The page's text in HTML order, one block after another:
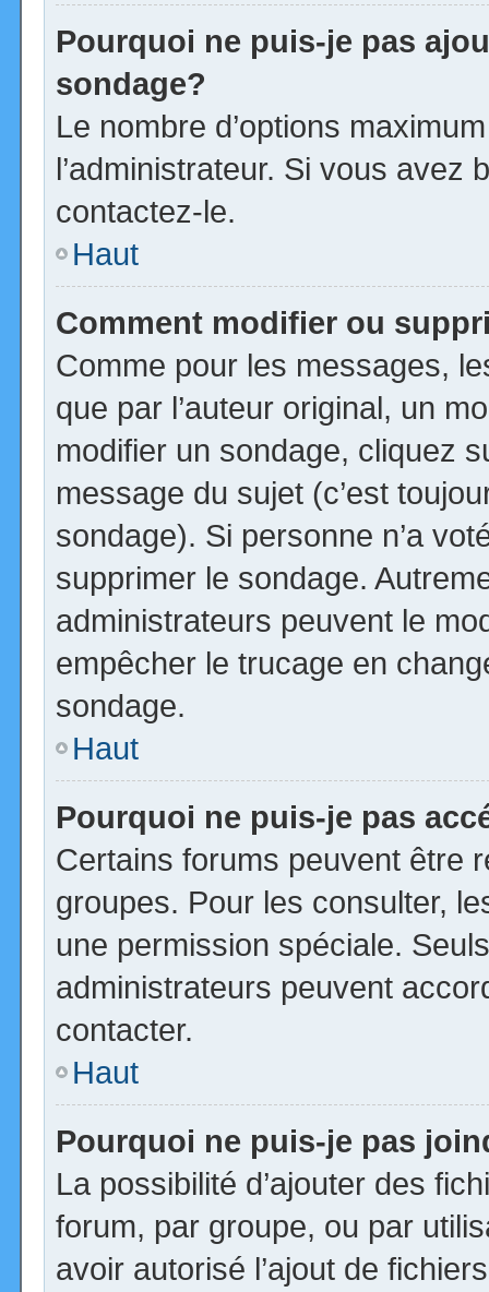
Pourquoi ne puis-je pas
sondage?
Le nombre d’options
l’administrateur. Si vous avez
contactez-le.
Haut
Comment modifier ou
Comme pour les messages,
que par l’auteur original, un
modifier un sondage, cliquez
message du sujet (c’est
sondage). Si personne n’a
supprimer le sondage.
administrateurs peuvent le
empêcher le trucage en
sondage.
Haut
Pourquoi ne puis-je pas
Certains forums peuvent être
groupes. Pour les consulter,
une permission spéciale.
administrateurs peuvent
contacter.
Haut
Pourquoi ne puis-je pas
La possibilité d’ajouter des
forum, par groupe, ou par
avoir autorisé l’ajout de